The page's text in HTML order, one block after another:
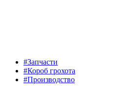
#Запчасти
#Короб грохота
#Производство